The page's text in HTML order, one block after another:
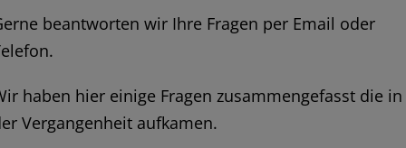
beantworten wir Ihre Fragen per Email oder
haben hier einige Fragen zusammengefasst die in
Vergangenheit aufkamen.